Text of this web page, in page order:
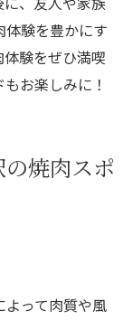
体験を豊かにす
験をぜひ満喫
お楽しみに！
焼肉スポ
って肉質や風